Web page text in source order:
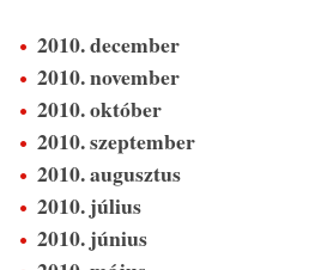
2010. december
2010. november
2010. október
2010. szeptember
2010. augusztus
2010. július
2010. június